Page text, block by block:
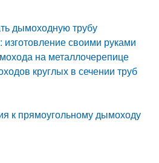
дымоходную трубу
своими руками
на металлочерепице
круглых в сечении труб
к прямоугольному дымоходу